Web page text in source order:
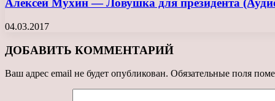
Алексей Мухин — Ловушка для президента
04.03.2017
ДОБАВИТЬ КОММЕНТАРИЙ
Ваш адрес email не будет опубликован. Обязательные поля